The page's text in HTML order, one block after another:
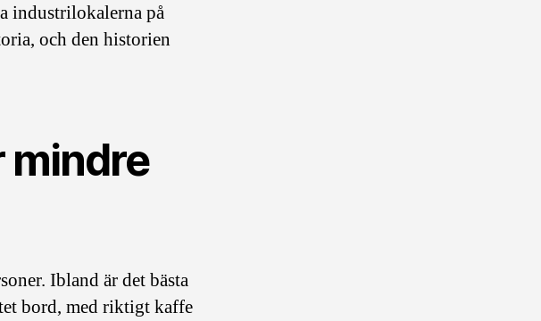
industrilokalerna på
och den historien
mindre
Ibland är det bästa
bord, med riktigt kaffe